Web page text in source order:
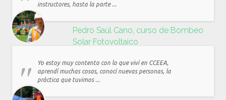
instructores, hasta la parte ...
Pedro Saúl Cano, curso de Bombeo
Solar Fotovoltaico
Yo estoy muy contento con lo que viví en CCEEA,
aprendí muchas cosas, conocí nuevas personas, la
práctica que tuvimos ...